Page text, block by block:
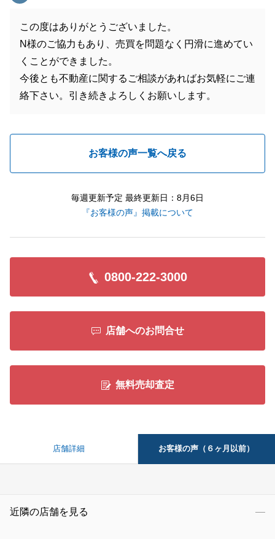
この度はありがとうございました。
N様のご協力もあり、売買を問題なく円滑に進めてい
くことができました。
今後とも不動産に関するご相談があればお気軽にご連
絡下さい。引き続きよろしくお願いします。
お客様の声一覧へ戻る
毎週更新予定 最終更新日：8月6日
『お客様の声』掲載について
0800-222-3000
店舗へのお問合せ
無料売却査定
店舗詳細 お客様の声（６ヶ月以前）
近隣の店舗を見る